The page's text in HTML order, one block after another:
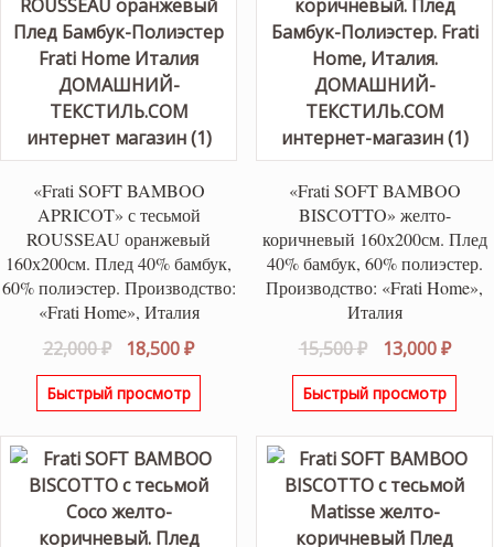
«Frati SOFT BAMBOO
APRICOT» с тесьмой
ROUSSEAU оранжевый
160х200см. Плед 40% бамбук,
60% полиэстер. Производство:
«Frati Home», Италия
22,000₽
Первоначальная
цена
составляла
18,500₽Текущая
цена:
Быстрый просмотр
«Frati SOFT BAMBOO
BISCOTTO» желто-
коричневый 160х200см. Плед
40% бамбук, 60% полиэстер.
Производство: «Frati Home»,
Италия
15,500₽
цена
составляла
13,000₽
Быстрый просмотр